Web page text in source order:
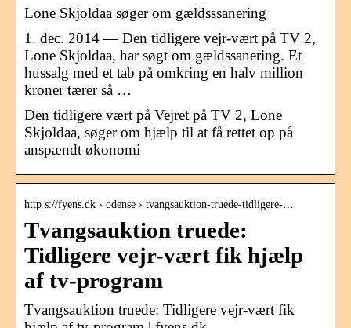
Lone Skjoldaa søger om gældsssanering
1. dec. 2014 — Den tidligere vejr-vært på TV 2,
Lone Skjoldaa, har søgt om gældssanering. Et
hussalg med et tab på omkring en halv million
kroner tærer så …
Den tidligere vært på Vejret på TV 2, Lone
Skjoldaa, søger om hjælp til at få rettet op på
anspændt økonomi
http s://fyens.dk › odense › tvangsauktion-truede-tidligere-…
Tvangsauktion truede:
Tidligere vejr-vært fik hjælp
af tv-program
Tvangsauktion truede: Tidligere vejr-vært fik